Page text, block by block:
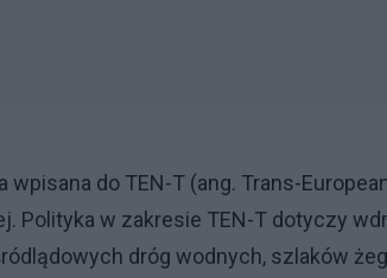
wpisana do TEN-T (ang. Trans-
Polityka w zakresie TEN-T dotyczy
dróg wodnych, szlaków